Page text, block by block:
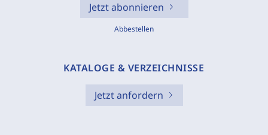
Jetzt abonnieren
Abbestellen
KATALOGE & VERZEICHNISSE
Jetzt anfordern